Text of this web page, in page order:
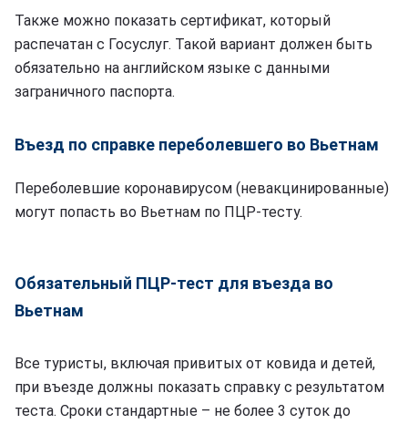
Также можно показать сертификат, который
распечатан с Госуслуг. Такой вариант должен быть
обязательно на английском языке с данными
заграничного паспорта.
Въезд по справке переболевшего во Вьетнам
Переболевшие коронавирусом (невакцинированные)
могут попасть во Вьетнам по ПЦР-тесту.
Обязательный ПЦР-тест для въезда во
Вьетнам
Все туристы, включая привитых от ковида и детей,
при въезде должны показать справку с результатом
теста. Сроки стандартные – не более 3 суток до